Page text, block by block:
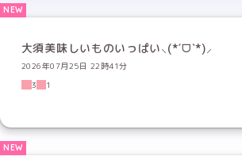
大須美味しいものいっぱい⸜(*ˊᗜˋ*)⸝
2026年07月25日 22時41分
3
1